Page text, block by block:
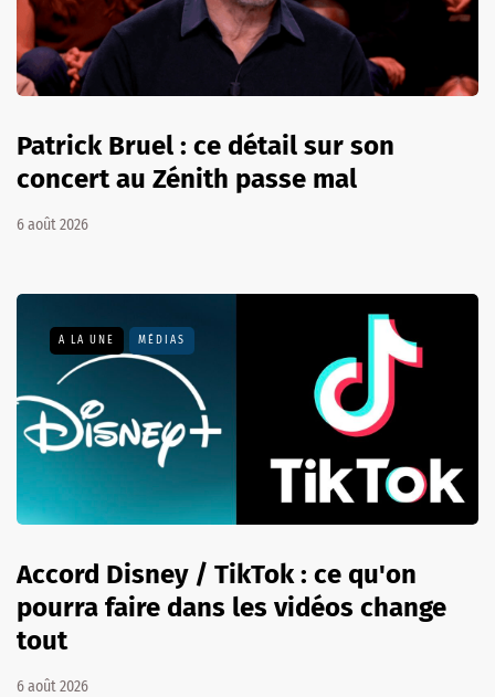
Patrick Bruel : ce détail sur son
concert au Zénith passe mal
6 août 2026
A LA UNE MÉDIAS
Accord Disney / TikTok : ce qu'on
pourra faire dans les vidéos change
tout
6 août 2026